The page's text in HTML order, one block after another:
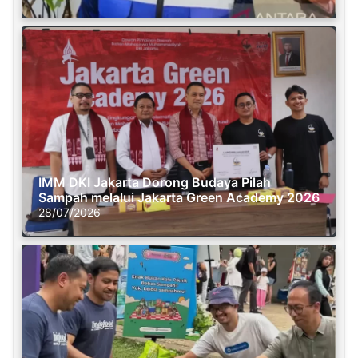
IMM DKI Jakarta Dorong Budaya Pilah
Sampah melalui Jakarta Green Academy 2026
28/07/2026